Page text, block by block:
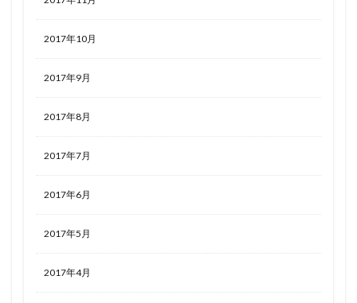
2017年10月
2017年9月
2017年8月
2017年7月
2017年6月
2017年5月
2017年4月